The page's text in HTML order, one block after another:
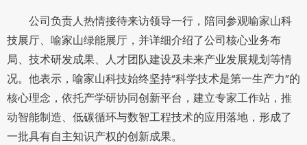
公司负责人热情接待来访领导一行，陪同参观喻家山科
技展厅、喻家山绿能展厅，并详细介绍了公司核心业务布
局、技术研发成果、人才团队建设及未来产业发展规划等情
况。他表示，喻家山科技始终坚持“科学技术是第一生产力”的
核心理念，依托产学研协同创新平台，建立专家工作站，推
动智能制造、低碳循环与数智工程技术的应用落地，形成了
一批具有自主知识产权的创新成果。